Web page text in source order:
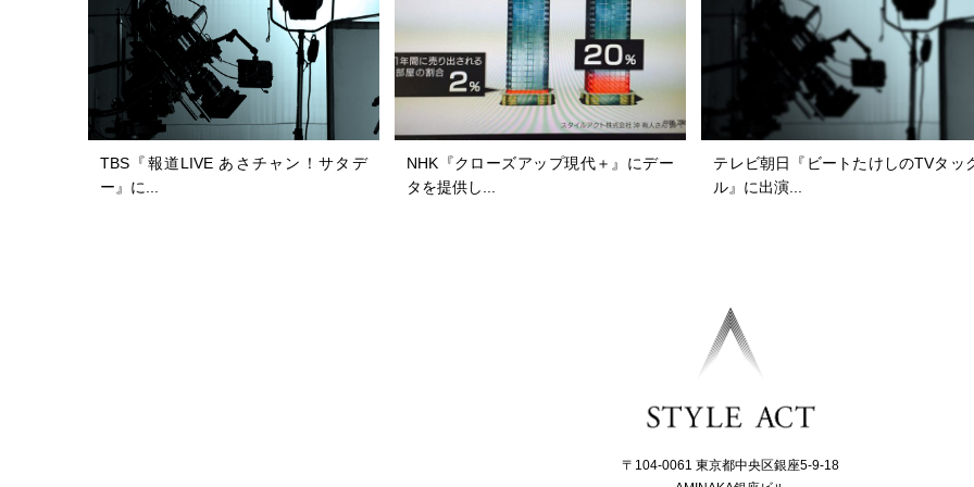
TBS『報道LIVE あさチャン！サタデ
ー』に...
NHK『クローズアップ現代＋』にデー
タを提供し...
テレビ朝日『ビートたけしのTVタッ
ル』に出演...
〒104-0061 東京都中央区銀座5-9-18